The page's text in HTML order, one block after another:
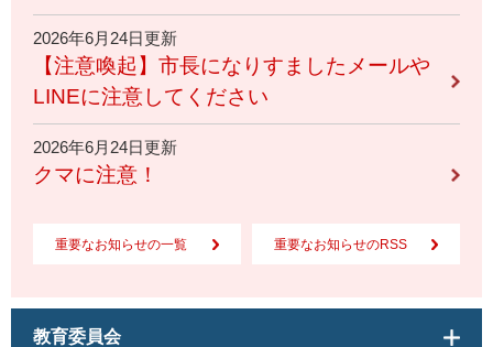
2026年6月24日更新
【注意喚起】市長になりすましたメールや
LINEに注意してください
2026年6月24日更新
クマに注意！
重要なお知らせの一覧 重要なお知らせのRSS
教育委員会